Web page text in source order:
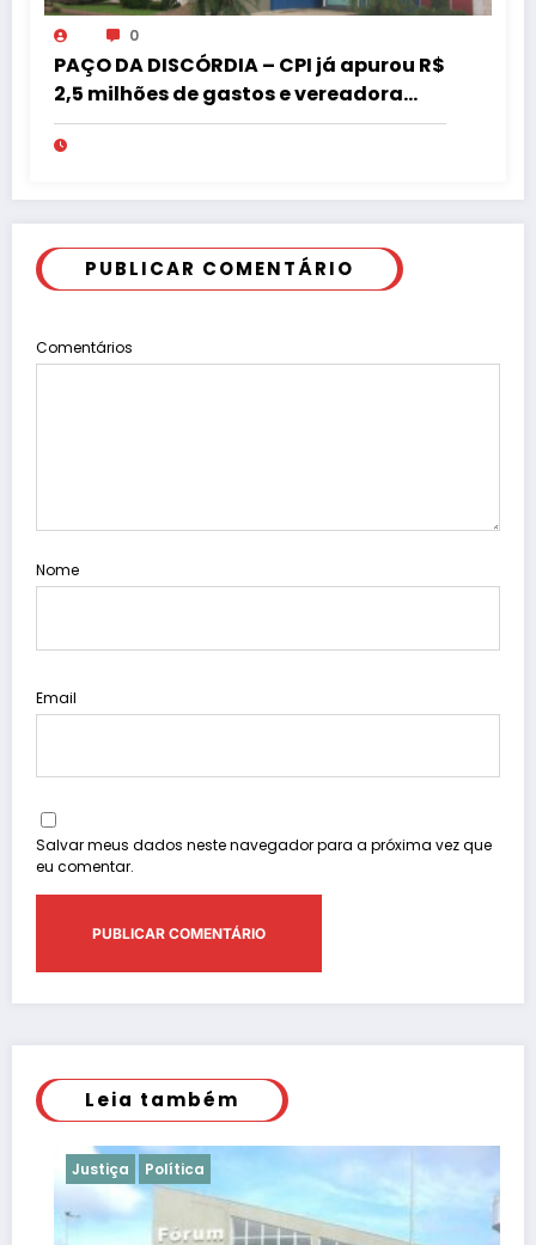
0
PAÇO DA DISCÓRDIA – CPI já apurou R$
2,5 milhões de gastos e vereadora
pede “acordo” para aprovar R$ 9,5
milhões
PUBLICAR COMENTÁRIO
Comentários
Nome
Email
Salvar meus dados neste navegador para a próxima vez que
eu comentar.
Leia também
Justiça Política